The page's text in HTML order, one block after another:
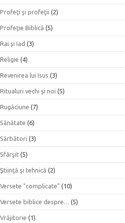
Profeţi şi profeţii (2)
Profeţie Biblică (5)
Rai şi Iad (3)
Religie (4)
Revenirea lui Isus (3)
Ritualuri vechi şi noi (5)
Rugăciune (7)
Sănătate (6)
Sărbători (3)
Sfârşit (5)
Ştiinţă şi tehnică (2)
Versete "complicate" (10)
Versete biblice despre… (5)
Vrăjitorie (1)